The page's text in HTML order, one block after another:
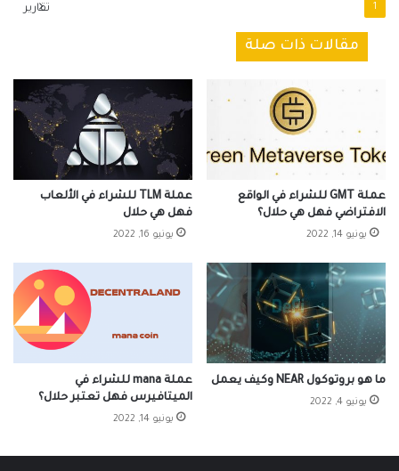
تقارير 1
مقالات ذات صلة
عملة TLM للشراء في الألعاب
فهل هي حلال
يونيو 16, 2022
عملة GMT للشراء في الواقع
الافتراضي فهل هي حلال؟
يونيو 14, 2022
عملة mana للشراء في
الميتافيرس فهل تعتبر حلال؟
يونيو 14, 2022
ما هو بروتوكول NEAR وكيف يعمل
يونيو 4, 2022